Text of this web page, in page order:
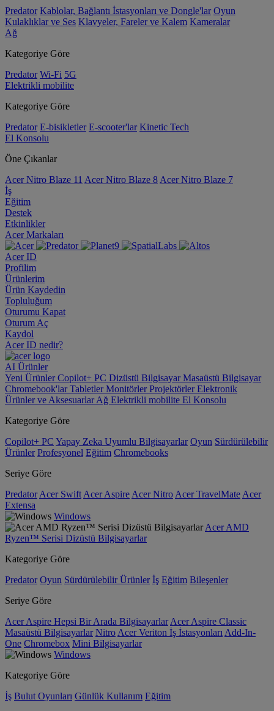
Predator Kablolar, Bağlantı İstasyonları ve Dongle'lar Oyun
Kulaklıklar ve Ses Klavyeler, Fareler ve Kalem Kameralar
Ağ
Kategoriye Göre
Predator Wi-Fi 5G
Elektrikli mobilite
Kategoriye Göre
Predator E-bisikletler E-scooter'lar Kinetic Tech
El Konsolu
Öne Çıkanlar
Acer Nitro Blaze 11 Acer Nitro Blaze 8 Acer Nitro Blaze 7
İş
Eğitim
Destek
Etkinlikler
Acer Markaları
Acer ID
Profilim
Ürünlerim
Ürün Kaydedin
Topluluğum
Oturumu Kapat
Oturum Aç
Kaydol
Acer ID nedir?
AI Ürünler
Yeni ÜrünlerCopilot+ PC Dizüstü BilgisayarMasaüstü Bilgisayar
Chromebook'larTabletlerMonitörlerProjektörlerElektronik
Ürünler ve AksesuarlarAğ Elektrikli mobilite El Konsolu
Kategoriye Göre
Copilot+ PC Yapay Zeka Uyumlu Bilgisayarlar Oyun Sürdürülebilir
Ürünler Profesyonel Eğitim Chromebooks
Seriye Göre
Predator Acer Swift Acer Aspire Acer Nitro Acer TravelMate Acer
Extensa
Windows
Acer AMD
Ryzen™ Serisi Dizüstü Bilgisayarlar
Kategoriye Göre
Predator Oyun Sürdürülebilir Ürünler İş Eğitim Bileşenler
Seriye Göre
Acer Aspire Hepsi Bir Arada Bilgisayarlar Acer Aspire Classic
Masaüstü Bilgisayarlar Nitro Acer Veriton İş İstasyonları Add-In-
One Chromebox Mini Bilgisayarlar
Windows
Kategoriye Göre
İş Bulut Oyunları Günlük Kullanım Eğitim